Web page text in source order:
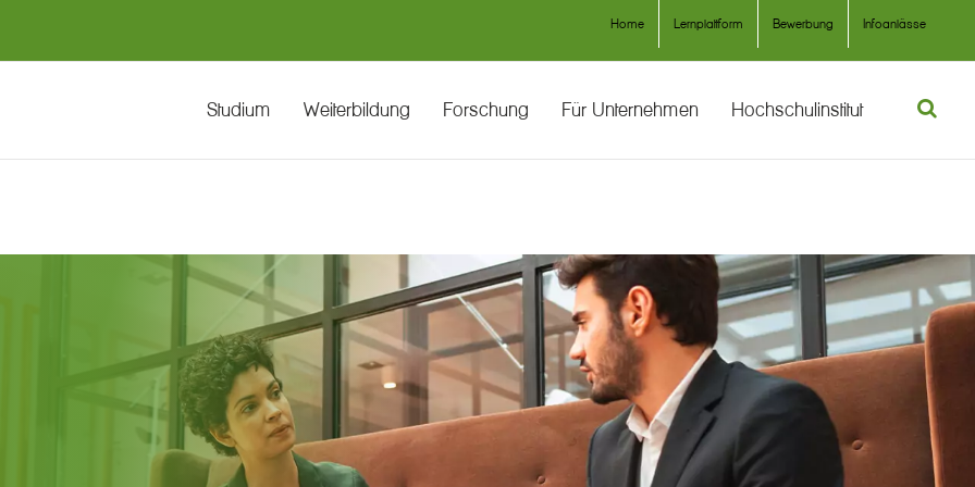
Home Lernplattform Bewerbung Infoanlässe
Studium Weiterbildung Forschung Für Unternehmen Hochschulinstitut